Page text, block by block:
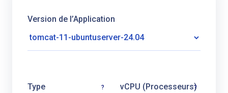
Version de l’Application
Type ? vCPU (Processeurs)
?